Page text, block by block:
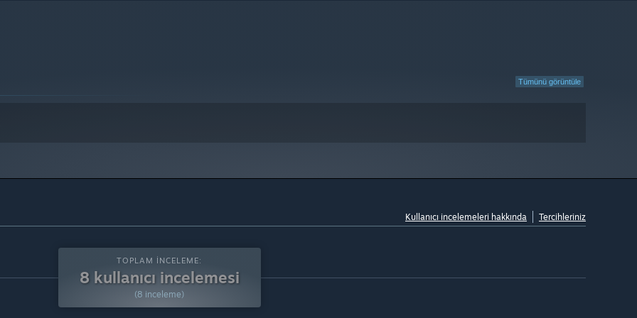
Tümünü görüntüle
Kullanıcı incelemeleri hakkında Tercihleriniz
TOPLAM İNCELEME:
8 kullanıcı incelemesi
(8 inceleme)